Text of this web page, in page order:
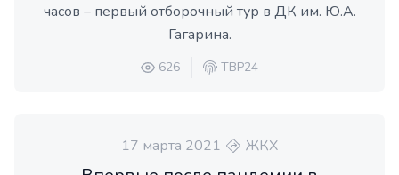
часов – первый отборочный тур в ДК им. Ю.А.
Гагарина.
626 ТВР24
17 марта 2021 ЖКХ